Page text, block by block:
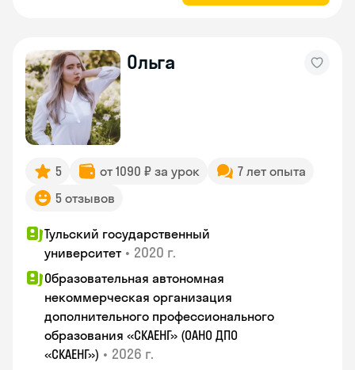
Ольга
5 от 1090 ₽ за урок
7 лет опыта
5 отзывов
Тульский государственный
университет • 2020 г.
Образовательная автономная
некоммерческая организация
дополнительного профессионального
образования «СКАЕНГ» (ОАНО ДПО
«СКАЕНГ») • 2026 г.